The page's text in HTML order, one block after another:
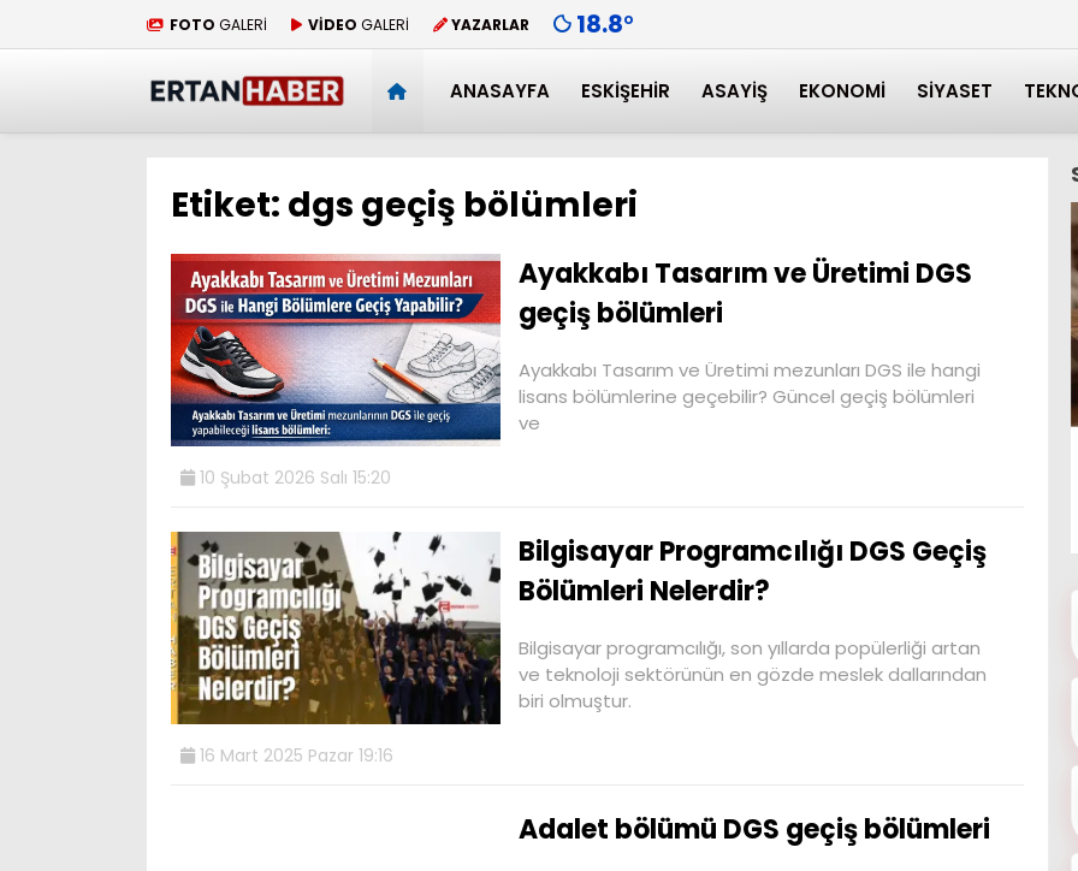
FOTO GALERİ VİDEO GALERİ YAZARLAR 18.8°
ANASAYFA ESKIŞEHIR ASAYIŞ EKONOMI SIYASET
Etiket: dgs geçiş bölümleri
Ayakkabı Tasarım ve Üretimi DGS
geçiş bölümleri
Ayakkabı Tasarım ve Üretimi mezunları DGS ile hangi
lisans bölümlerine geçebilir? Güncel geçiş bölümleri
ve
10 Şubat 2026 Salı 15:20
Bilgisayar Programcılığı DGS Geçiş
Bölümleri Nelerdir?
Bilgisayar programcılığı, son yıllarda popülerliği artan
ve teknoloji sektörünün en gözde meslek dallarından
biri olmuştur.
16 Mart 2025 Pazar 19:16
Adalet bölümü DGS geçiş bölümleri